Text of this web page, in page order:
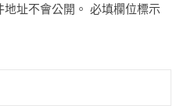
址不會公開。 必填欄位標示